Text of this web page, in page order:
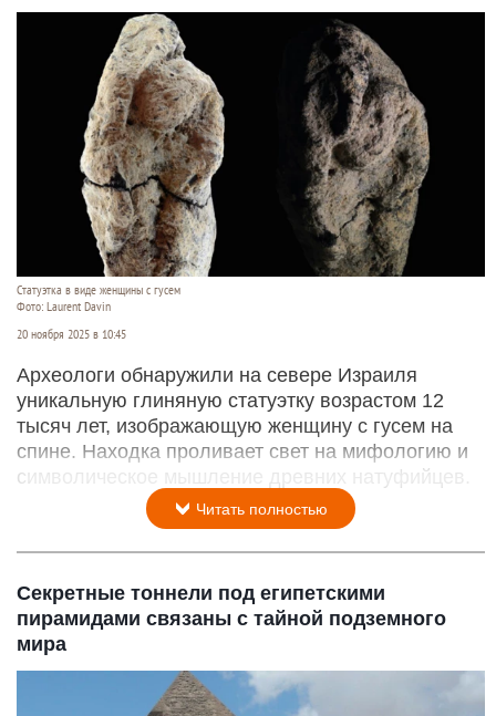
Статуэтка в виде женщины с гусем
Фото: Laurent Davin
20 ноября 2025 в 10:45
Археологи обнаружили на севере Израиля
уникальную глиняную статуэтку возрастом 12
тысяч лет, изображающую женщину с гусем на
спине. Находка проливает свет на мифологию и
символическое мышление древних натуфийцев.
Читать полностью
Секретные тоннели под египетскими
пирамидами связаны с тайной подземного
мира